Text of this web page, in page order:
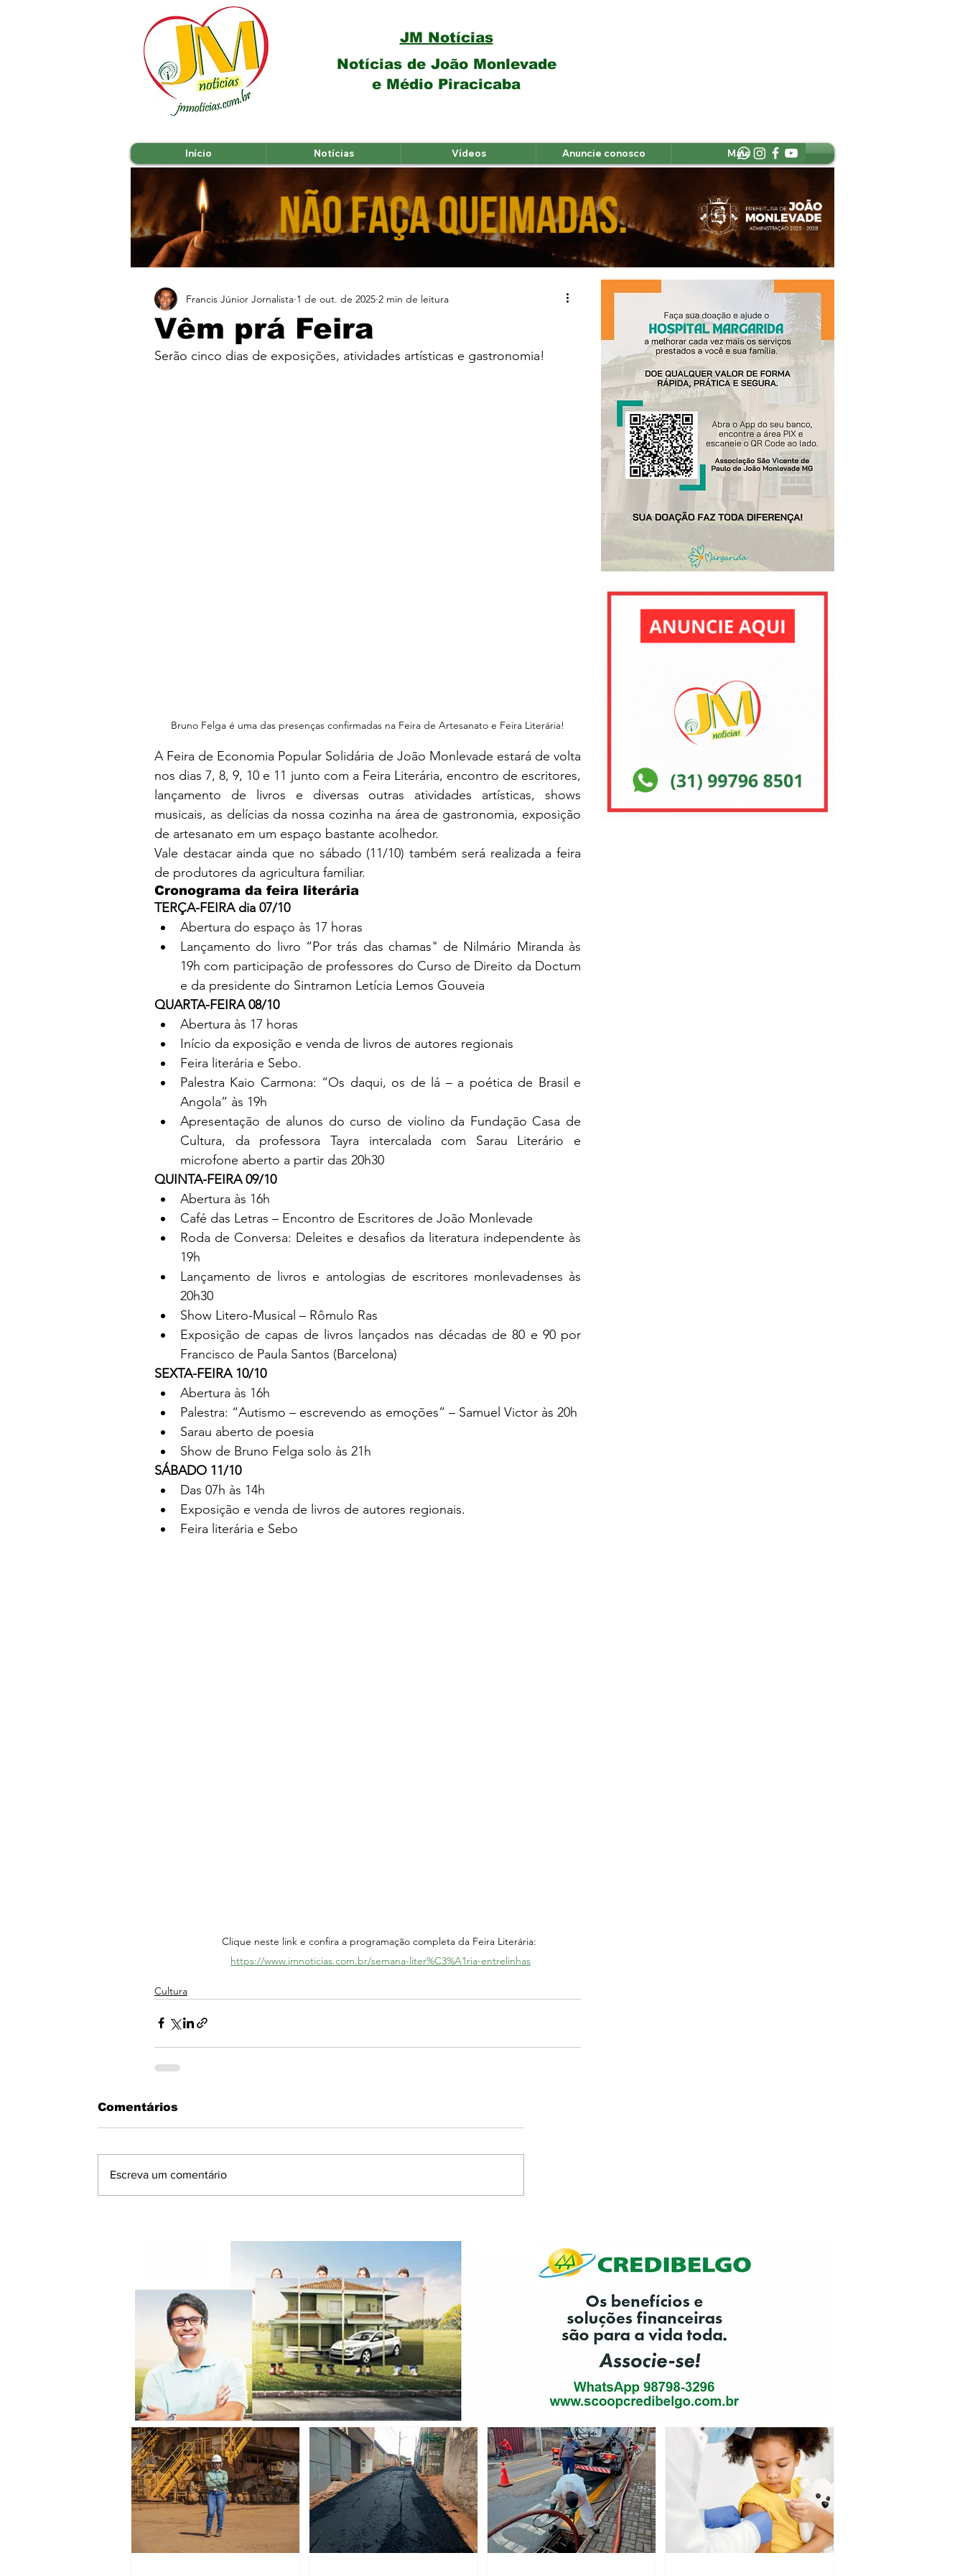
Notícias de João Monlevade
e Médio Piracicaba
JM Notícias
Início Notícias Vídeos Anuncie conosco Mais
Vêm prá Feira
Francis Júnior Jornalista 1 de out. de 2025 2 min de leitura
Serão cinco dias de exposições, atividades artísticas e gastronomia!
Bruno Felga é uma das presenças confirmadas na Feira de Artesanato e Feira Literária!
A Feira de Economia Popular Solidária de João Monlevade estará de volta
nos dias 7, 8, 9, 10 e 11 junto com a Feira Literária, encontro de escritores,
lançamento de livros e diversas outras atividades artísticas, shows
musicais, as delícias da nossa cozinha na área de gastronomia, exposição
de artesanato em um espaço bastante acolhedor.
Vale destacar ainda que no sábado (11/10) também será realizada a feira
de produtores da agricultura familiar.
Cronograma da feira literária
TERÇA-FEIRA dia 07/10
Abertura do espaço às 17 horas
Lançamento do livro “Por trás das chamas" de Nilmário Miranda às
19h com participação de professores do Curso de Direito da Doctum
e da presidente do Sintramon Letícia Lemos Gouveia
QUARTA-FEIRA 08/10
Abertura às 17 horas
Início da exposição e venda de livros de autores regionais
Feira literária e Sebo.
Palestra Kaio Carmona: “Os daqui, os de lá – a poética de Brasil e
Angola” às 19h
Apresentação de alunos do curso de violino da Fundação Casa de
Cultura, da professora Tayra intercalada com Sarau Literário e
microfone aberto a partir das 20h30
QUINTA-FEIRA 09/10
Abertura às 16h
Café das Letras – Encontro de Escritores de João Monlevade
Roda de Conversa: Deleites e desafios da literatura independente às
19h
Lançamento de livros e antologias de escritores monlevadenses às
20h30
Show Litero-Musical – Rômulo Ras
Exposição de capas de livros lançados nas décadas de 80 e 90 por
Francisco de Paula Santos (Barcelona)
SEXTA-FEIRA 10/10
Abertura às 16h
Palestra: “Autismo – escrevendo as emoções” – Samuel Victor às 20h
Sarau aberto de poesia
Show de Bruno Felga solo às 21h
SÁBADO 11/10
Das 07h às 14h
Exposição e venda de livros de autores regionais.
Feira literária e Sebo
Clique neste link e confira a programação completa da Feira Literária:
https://www.jmnoticias.com.br/semana-liter%C3%A1ria-entrelinhas
Cultura
Comentários
Escreva um comentário